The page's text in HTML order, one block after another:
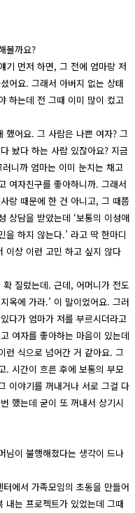
볼까요?
기 먼저 하면, 그 전에 엄마랑 저
어요. 그래서 아버지 없는 상태
하는데 전 그때 이미 많이 컸고
했어요. 그 사람은 나쁜 여자? 그
놨다 하는 사람 있잖아요? 지금
니까 엄마는 이미 눈치는 채고
여자친구를 좋아하니까. 그래서
랑 때문에 한 건 아니고, 그 때쯤
상담을 받았는데 ‘보통의 이성애
을 하지 않는다.’ 라고 딱 한마디
이상 이런 고민 하고 싶지 않다
질렀는데. 근데, 어머니가 전도
옥에 가라.’ 이 말이었어요. 그러
다가 엄마가 저를 부르시더라고
여자를 좋아하는 마음이 있는데
런 식으로 넘어간 거 같아요. 그
. 시간이 흐른 후에 보통의 부모
이야기를 꺼내거나 서로 그걸 다
했는데 굳이 또 꺼내서 상기시
님이 불행해졌다는 생각이 드나
에서 가족모임의 초동을 만들어
내는 프로젝트가 있었는데 그때